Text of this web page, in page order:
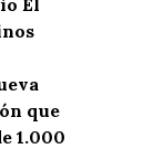
que
1.000